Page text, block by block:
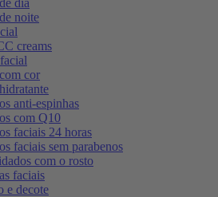
dia
noite
creams
cor
anti-espinhas
com Q10
faciais 24 horas
faciais sem parabenos
com o rosto
faciais
e decote